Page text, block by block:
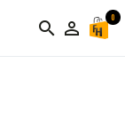
search person_outline
0